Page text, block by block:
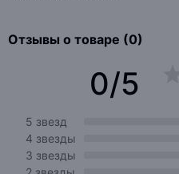
Отзывы о товаре (0)
0/5
5 звезд
4 звезды
3 звезды